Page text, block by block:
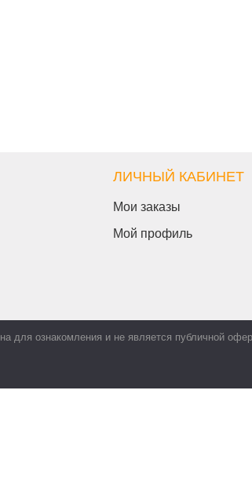
ЛИЧНЫЙ КАБИНЕТ
Мои заказы
Мой профиль
для ознакомления и не является публичной